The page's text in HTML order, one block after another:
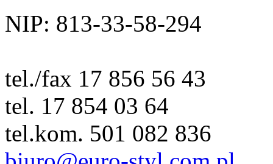
NIP: 813-33-58-294
tel./fax 17 856 56 43
tel. 17 854 03 64
tel.kom. 501 082 836